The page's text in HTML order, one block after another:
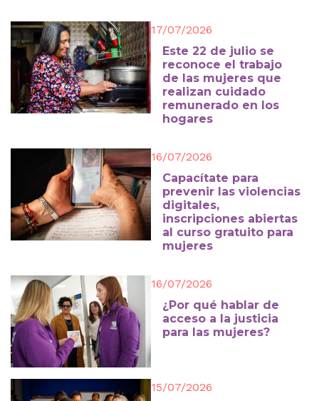
17/07/2026
Este 22 de julio se
reconoce el trabajo
de las mujeres que
realizan cuidado
remunerado en los
hogares
16/07/2026
Capacítate para
prevenir las violencias
digitales,
inscripciones abiertas
al curso gratuito para
mujeres
16/07/2026
¿Por qué hablar de
acceso a la justicia
para las mujeres?
15/07/2026